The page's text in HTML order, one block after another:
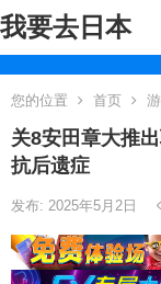
我要去日本
您的位置 首页
关8安田章大推
抗后遗症
发布: 2025年5月2日